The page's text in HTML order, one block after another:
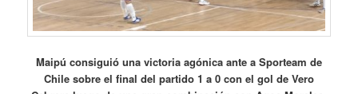
Maipú consiguió una victoria agónica ante a Sporteam de
Chile sobre el final del partido 1 a 0 con el gol de Vero